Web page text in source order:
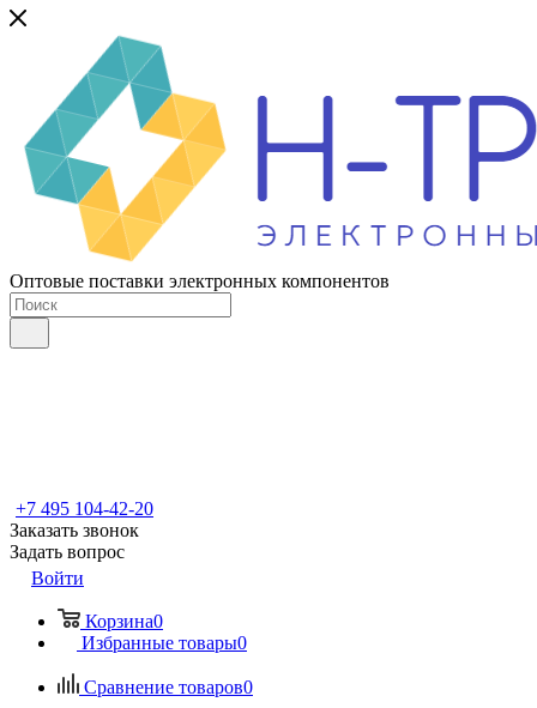
Оптовые поставки электронных компонентов
+7 495 104-42-20
Заказать звонок
Задать вопрос
Войти
Корзина0
Избранные товары0
Сравнение товаров0